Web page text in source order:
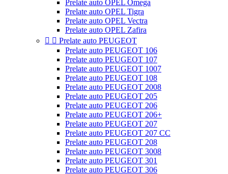
Prelate auto OPEL Omega
Prelate auto OPEL Tigra
Prelate auto OPEL Vectra
Prelate auto OPEL Zafira
  Prelate auto PEUGEOT
Prelate auto PEUGEOT 106
Prelate auto PEUGEOT 107
Prelate auto PEUGEOT 1007
Prelate auto PEUGEOT 108
Prelate auto PEUGEOT 2008
Prelate auto PEUGEOT 205
Prelate auto PEUGEOT 206
Prelate auto PEUGEOT 206+
Prelate auto PEUGEOT 207
Prelate auto PEUGEOT 207 CC
Prelate auto PEUGEOT 208
Prelate auto PEUGEOT 3008
Prelate auto PEUGEOT 301
Prelate auto PEUGEOT 306